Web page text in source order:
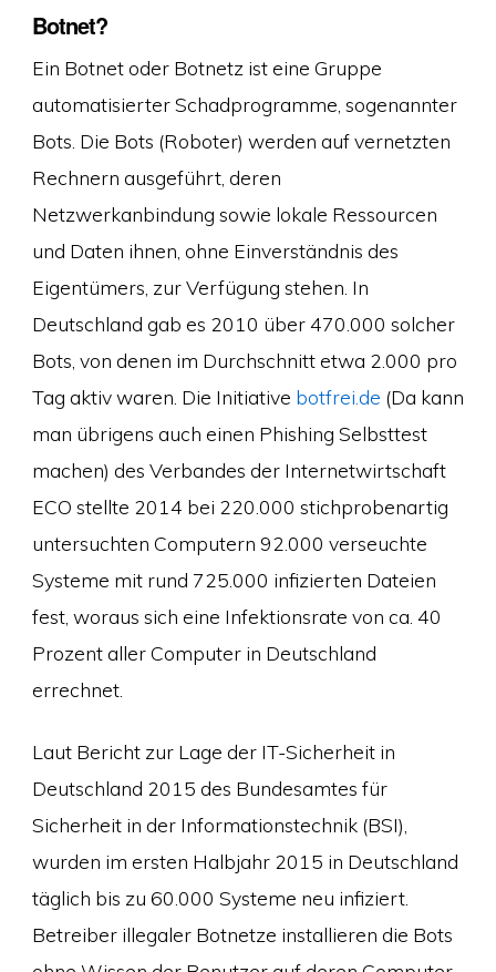
Botnet?
Ein Botnet oder Botnetz ist eine Gruppe
automatisierter Schadprogramme, sogenannter
Bots. Die Bots (Roboter) werden auf vernetzten
Rechnern ausgeführt, deren
Netzwerkanbindung sowie lokale Ressourcen
und Daten ihnen, ohne Einverständnis des
Eigentümers, zur Verfügung stehen. In
Deutschland gab es 2010 über 470.000 solcher
Bots, von denen im Durchschnitt etwa 2.000 pro
Tag aktiv waren. Die Initiative botfrei.de (Da kann
man übrigens auch einen Phishing Selbsttest
machen) des Verbandes der Internetwirtschaft
ECO stellte 2014 bei 220.000 stichprobenartig
untersuchten Computern 92.000 verseuchte
Systeme mit rund 725.000 infizierten Dateien
fest, woraus sich eine Infektionsrate von ca. 40
Prozent aller Computer in Deutschland
errechnet.
Laut Bericht zur Lage der IT-Sicherheit in
Deutschland 2015 des Bundesamtes für
Sicherheit in der Informationstechnik (BSI),
wurden im ersten Halbjahr 2015 in Deutschland
täglich bis zu 60.000 Systeme neu infiziert.
Betreiber illegaler Botnetze installieren die Bots